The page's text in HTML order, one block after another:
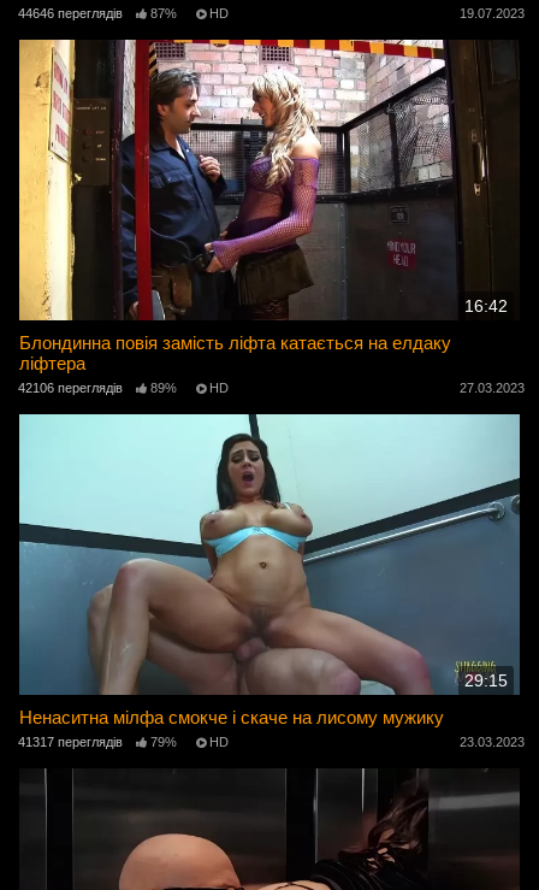
44646 переглядів 87% HD 19.07.2023
16:42
Блондинна повія замість ліфта катається на елдаку
ліфтера
42106 переглядів 89% HD 27.03.2023
29:15
Ненаситна мілфа смокче і скаче на лисому мужику
41317 переглядів 79% HD 23.03.2023